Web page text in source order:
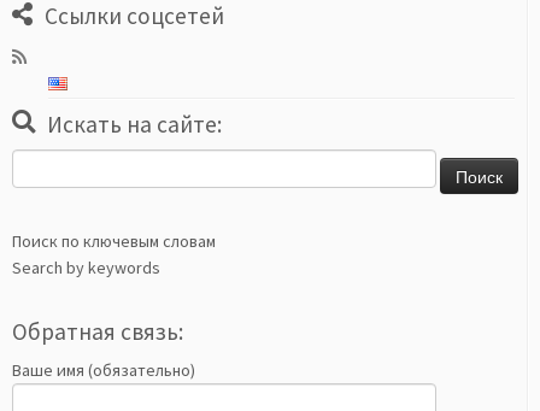
Ссылки соцсетей
Искать на сайте:
Поиск по ключевым словам
Search by keywords
Обратная связь:
Ваше имя (обязательно)